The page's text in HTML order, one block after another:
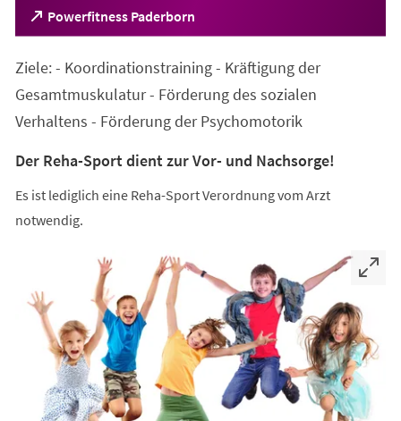
Powerfitness Paderborn
(Öffnet
in
neuen
Ziele: - Koordinationstraining - Kräftigung der
Gesamtmuskulatur - Förderung des sozialen
Verhaltens - Förderung der Psychomotorik
Der Reha-Sport dient zur Vor- und Nachsorge!
Es ist lediglich eine Reha-Sport Verordnung vom Arzt
notwendig.